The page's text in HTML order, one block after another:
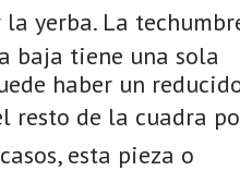
yerba. La
baja tiene una sola
haber un
resto de la cuadra
esta pieza o